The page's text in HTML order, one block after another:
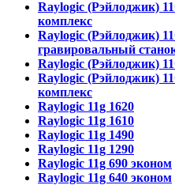
Raylogic (Рэйлоджик)
комплекс
Raylogic (Рэйлоджик)
гравировальный
Raylogic (Рэйлоджик)
Raylogic (Рэйлоджик)
комплекс
Raylogic 11g 1620
Raylogic 11g 1610
Raylogic 11g 1490
Raylogic 11g 1290
Raylogic 11g 690 эконом
Raylogic 11g 640 эконом